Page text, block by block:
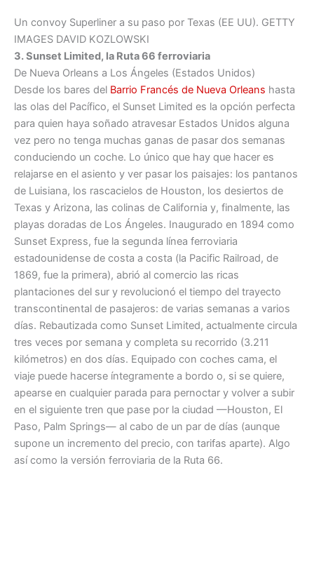
Un convoy Superliner a su paso por Texas (EE UU). GETTY
IMAGES DAVID KOZLOWSKI
3. Sunset Limited, la Ruta 66 ferroviaria
De Nueva Orleans a Los Ángeles (Estados Unidos)
Desde los bares del Barrio Francés de Nueva Orleans hasta
las olas del Pacífico, el Sunset Limited es la opción perfecta
para quien haya soñado atravesar Estados Unidos alguna
vez pero no tenga muchas ganas de pasar dos semanas
conduciendo un coche. Lo único que hay que hacer es
relajarse en el asiento y ver pasar los paisajes: los pantanos
de Luisiana, los rascacielos de Houston, los desiertos de
Texas y Arizona, las colinas de California y, finalmente, las
playas doradas de Los Ángeles. Inaugurado en 1894 como
Sunset Express, fue la segunda línea ferroviaria
estadounidense de costa a costa (la Pacific Railroad, de
1869, fue la primera), abrió al comercio las ricas
plantaciones del sur y revolucionó el tiempo del trayecto
transcontinental de pasajeros: de varias semanas a varios
días. Rebautizada como Sunset Limited, actualmente circula
tres veces por semana y completa su recorrido (3.211
kilómetros) en dos días. Equipado con coches cama, el
viaje puede hacerse íntegramente a bordo o, si se quiere,
apearse en cualquier parada para pernoctar y volver a subir
en el siguiente tren que pase por la ciudad —Houston, El
Paso, Palm Springs— al cabo de un par de días (aunque
supone un incremento del precio, con tarifas aparte). Algo
así como la versión ferroviaria de la Ruta 66.